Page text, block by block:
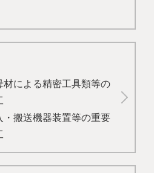
材による精密工具類等の
搬送機器装置等の重要